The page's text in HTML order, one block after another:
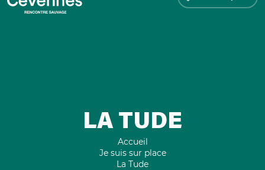
LA TUDE
Accueil
Je suis sur place
La Tude